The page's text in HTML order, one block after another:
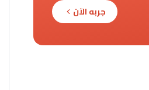
جربه الآن